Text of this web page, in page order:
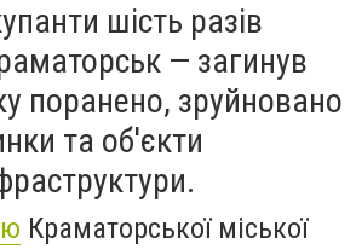
шість разів
— загинув
поранено, зруйновано
та об'єкти
Краматорської міської